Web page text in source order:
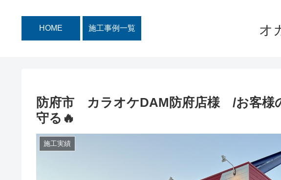
オ
HOME 施工事例一覧
防府市 カラオケDAM防府店様 /お客様
守る🔥
施工実績